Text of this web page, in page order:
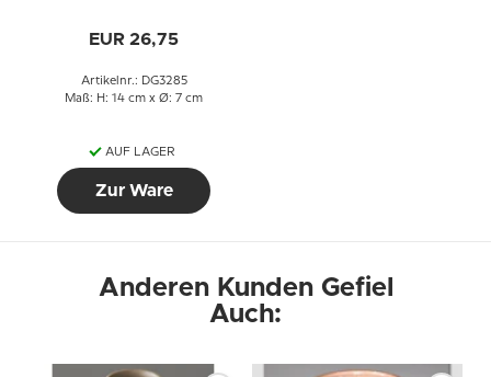
EUR 26,75
Artikelnr.: DG3285
Maß: H: 14 cm x Ø: 7 cm
AUF LAGER
Zur Ware
Anderen Kunden Gefiel
Auch: